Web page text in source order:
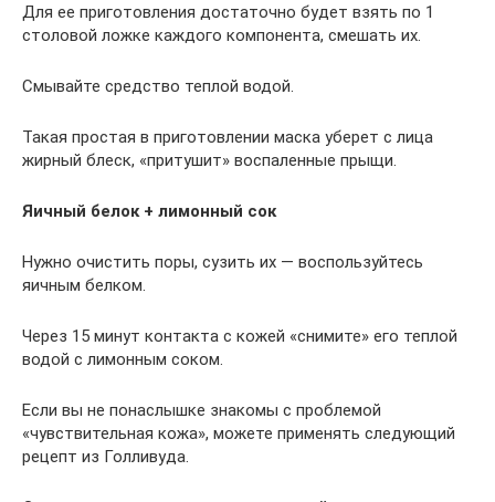
Для ее приготовления достаточно будет взять по 1
столовой ложке каждого компонента, смешать их.
Смывайте средство теплой водой.
Такая простая в приготовлении маска уберет с лица
жирный блеск, «притушит» воспаленные прыщи.
Яичный белок + лимонный сок
Нужно очистить поры, сузить их — воспользуйтесь
яичным белком.
Через 15 минут контакта с кожей «снимите» его теплой
водой с лимонным соком.
Если вы не понаслышке знакомы с проблемой
«чувствительная кожа», можете применять следующий
рецепт из Голливуда.